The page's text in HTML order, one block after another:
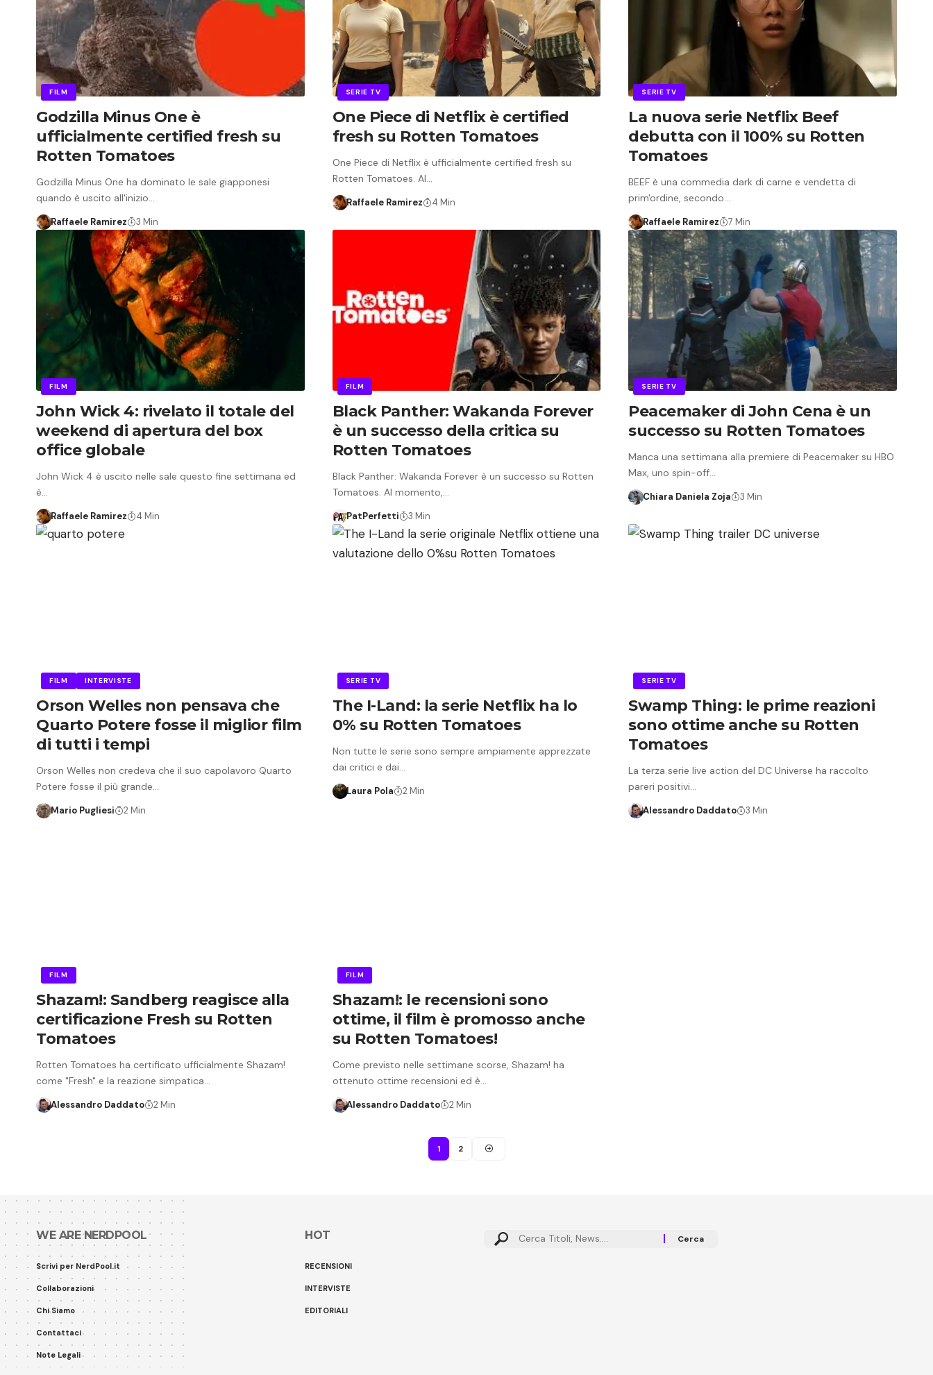
FILM
Godzilla Minus One è
ufficialmente certified fresh su
Rotten Tomatoes
Godzilla Minus One ha dominato le sale giapponesi
quando è uscito all'inizio…
Raffaele Ramirez 3 Min
SERIE TV
One Piece di Netflix è certified
fresh su Rotten Tomatoes
One Piece di Netflix è ufficialmente certified fresh su
Rotten Tomatoes. Al…
Raffaele Ramirez 4 Min
SERIE TV
La nuova serie Netflix Beef
debutta con il 100% su Rotten
Tomatoes
BEEF è una commedia dark di carne e vendetta di
prim'ordine, secondo…
Raffaele Ramirez 7 Min
FILM
John Wick 4: rivelato il totale del
weekend di apertura del box
office globale
John Wick 4 è uscito nelle sale questo fine settimana ed
è…
Raffaele Ramirez 4 Min
FILM
Black Panther: Wakanda Forever
è un successo della critica su
Rotten Tomatoes
Black Panther: Wakanda Forever è un successo su Rotten
Tomatoes. Al momento,…
PatPerfetti 3 Min
SERIE TV
Peacemaker di John Cena è un
successo su Rotten Tomatoes
Manca una settimana alla premiere di Peacemaker su HBO
Max, uno spin-off…
Chiara Daniela Zoja 3 Min
FILM INTERVISTE
Orson Welles non pensava che
Quarto Potere fosse il miglior film
di tutti i tempi
Orson Welles non credeva che il suo capolavoro Quarto
Potere fosse il più grande…
Mario Pugliesi 2 Min
SERIE TV
The I-Land: la serie Netflix ha lo
0% su Rotten Tomatoes
Non tutte le serie sono sempre ampiamente apprezzate
dai critici e dai…
Laura Pola 2 Min
SERIE TV
Swamp Thing: le prime reazioni
sono ottime anche su Rotten
Tomatoes
La terza serie live action del DC Universe ha raccolto
pareri positivi…
Alessandro Daddato 3 Min
FILM
Shazam!: Sandberg reagisce alla
certificazione Fresh su Rotten
Tomatoes
Rotten Tomatoes ha certificato ufficialmente Shazam!
come "Fresh" e la reazione simpatica…
Alessandro Daddato 2 Min
FILM
Shazam!: le recensioni sono
ottime, il film è promosso anche
su Rotten Tomatoes!
Come previsto nelle settimane scorse, Shazam! ha
ottenuto ottime recensioni ed è…
Alessandro Daddato 2 Min
1 2
WE ARE NERDPOOL
Scrivi per NerdPool.it
Collaborazioni
Chi Siamo
Contattaci
Note Legali
HOT
RECENSIONI
INTERVISTE
EDITORIALI
Cerca: